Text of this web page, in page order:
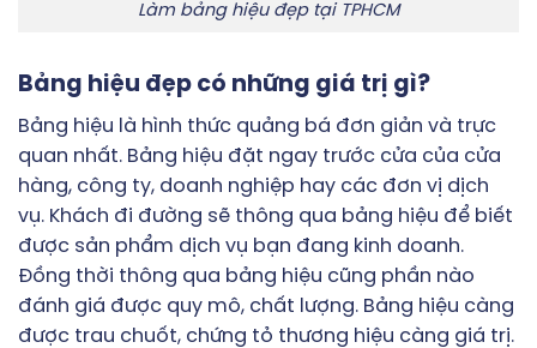
Làm bảng hiệu đẹp tại TPHCM
Bảng hiệu đẹp có những giá trị gì?
Bảng hiệu là hình thức quảng bá đơn giản và trực
quan nhất. Bảng hiệu đặt ngay trước cửa của cửa
hàng, công ty, doanh nghiệp hay các đơn vị dịch
vụ. Khách đi đường sẽ thông qua bảng hiệu để biết
được sản phẩm dịch vụ bạn đang kinh doanh.
Đồng thời thông qua bảng hiệu cũng phần nào
đánh giá được quy mô, chất lượng. Bảng hiệu càng
được trau chuốt, chứng tỏ thương hiệu càng giá trị.